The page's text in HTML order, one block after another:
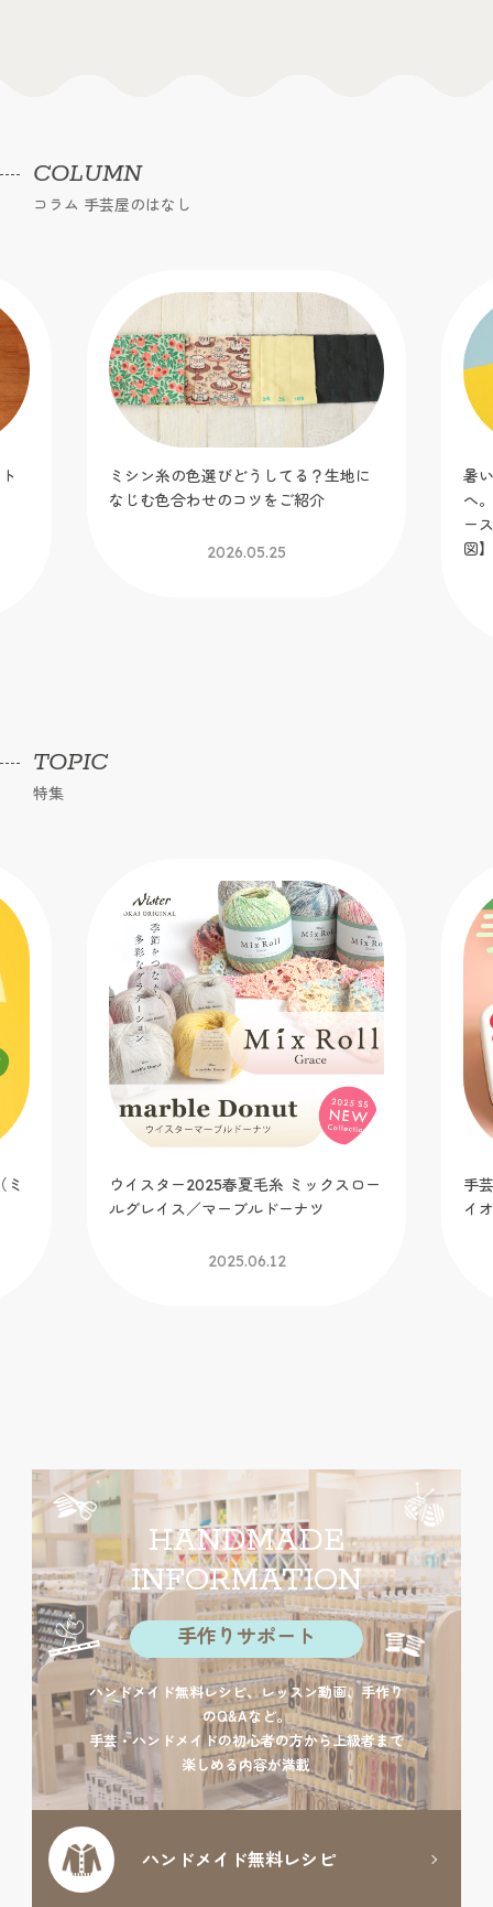
COLUMN
コラム 手芸屋のはなし
ミシン糸の色選びどうしてる？生地に
なじむ色合わせのコツをご紹介
2026.05.25
暑
へ
ー
図】
TOPIC
特集
ミ
ウイスター2025春夏毛糸 ミックスロー
ルグレイス／マーブルドーナツ
2025.06.12
手
イ
HANDMADE
INFORMATION
手作りサポート
ハンドメイド無料レシピ、レッスン動画、手作り
のQ&Aなど。
手芸・ハンドメイドの初心者の方から上級者まで
楽しめる内容が満載
ハンドメイド無料レシピ